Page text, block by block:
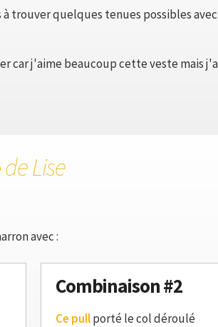
trouver quelques tenues possibles avec
car j'aime beaucoup cette veste mais
de Lise
avec :
Combinaison #2
Ce pullporté le col déroulé